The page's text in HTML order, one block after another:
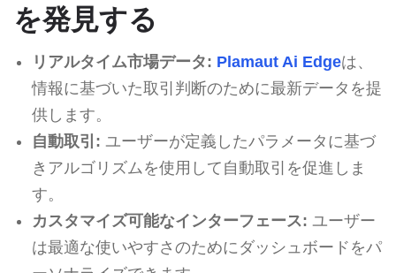
を発見する
リアルタイム市場データ: Plamaut Ai Edgeは、
情報に基づいた取引判断のために最新データを提
供します。
自動取引: ユーザーが定義したパラメータに基づ
きアルゴリズムを使用して自動取引を促進しま
す。
カスタマイズ可能なインターフェース: ユーザー
は最適な使いやすさのためにダッシュボードをパ